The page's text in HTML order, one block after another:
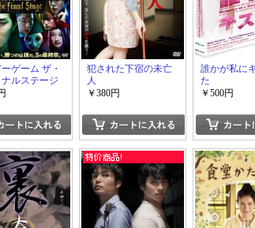
ゲーム ザ・
ルステージ
犯された下宿の未亡
人
￥380円
誰かが私に
た
￥500円